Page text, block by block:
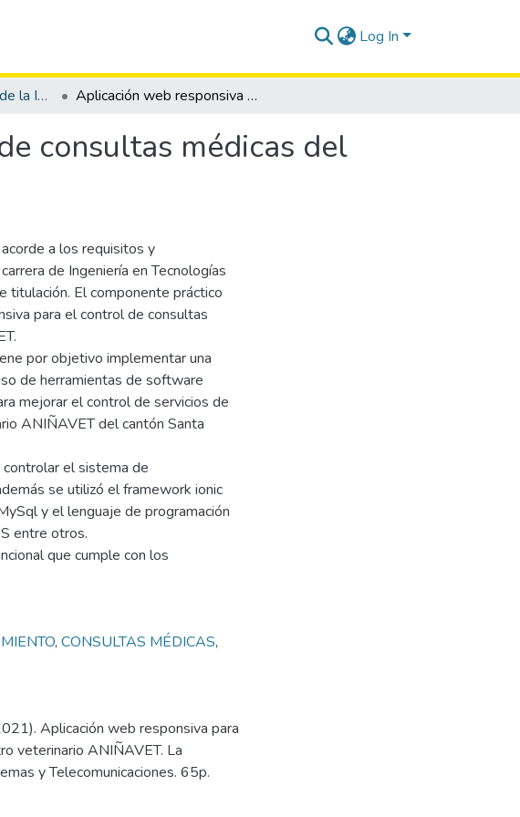
Log In
Tesis de Tecnología de la Información Aplicación web responsiva para el control de consultas médicas del centro veterinario ANIÑAVET
consultas médicas del
a los requisitos y
de Ingeniería en Tecnologías
titulación. El componente práctico
para el control de consultas
por objetivo implementar una
de herramientas de software
mejorar el control de servicios de
ANIÑAVET del cantón Santa
el sistema de
se utilizó el framework ionic
y el lenguaje de programación
entre otros.
que cumple con los
, CONSULTAS MÉDICAS,
Aplicación web responsiva para
veterinario ANIÑAVET. La
y Telecomunicaciones. 65p.